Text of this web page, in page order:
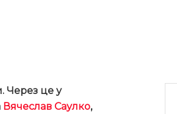
Через це у
Вячеслав Саулко,